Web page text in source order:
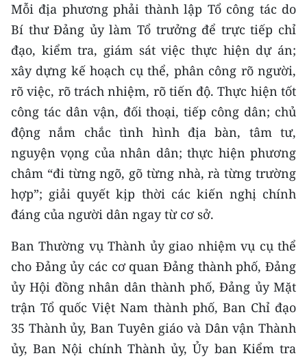
Mỗi địa phương phải thành lập Tổ công tác do
Bí thư Đảng ủy làm Tổ trưởng để trực tiếp chỉ
đạo, kiểm tra, giám sát việc thực hiện dự án;
xây dựng kế hoạch cụ thể, phân công rõ người,
rõ việc, rõ trách nhiệm, rõ tiến độ. Thực hiện tốt
công tác dân vận, đối thoại, tiếp công dân; chủ
động nắm chắc tình hình địa bàn, tâm tư,
nguyện vọng của nhân dân; thực hiện phương
châm “đi từng ngõ, gõ từng nhà, rà từng trường
hợp”; giải quyết kịp thời các kiến nghị chính
đáng của người dân ngay từ cơ sở.
Ban Thường vụ Thành ủy giao nhiệm vụ cụ thể
cho Đảng ủy các cơ quan Đảng thành phố, Đảng
ủy Hội đồng nhân dân thành phố, Đảng ủy Mặt
trận Tổ quốc Việt Nam thành phố, Ban Chỉ đạo
35 Thành ủy, Ban Tuyên giáo và Dân vận Thành
ủy, Ban Nội chính Thành ủy, Ủy ban Kiểm tra